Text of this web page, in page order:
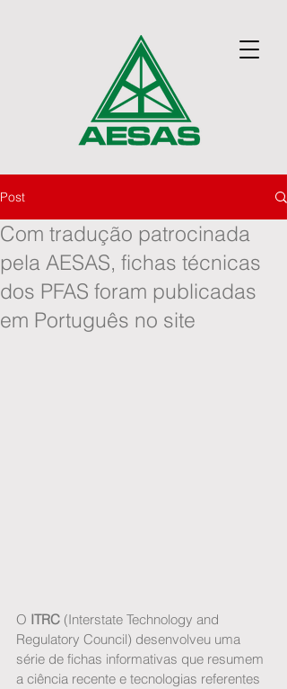
Post
Com tradução patrocinada
pela AESAS, fichas técnicas
dos PFAS foram publicadas
em Português no site
O ITRC (Interstate Technology and
Regulatory Council) desenvolveu uma
série de fichas informativas que resumem
a ciência recente e tecnologias referentes